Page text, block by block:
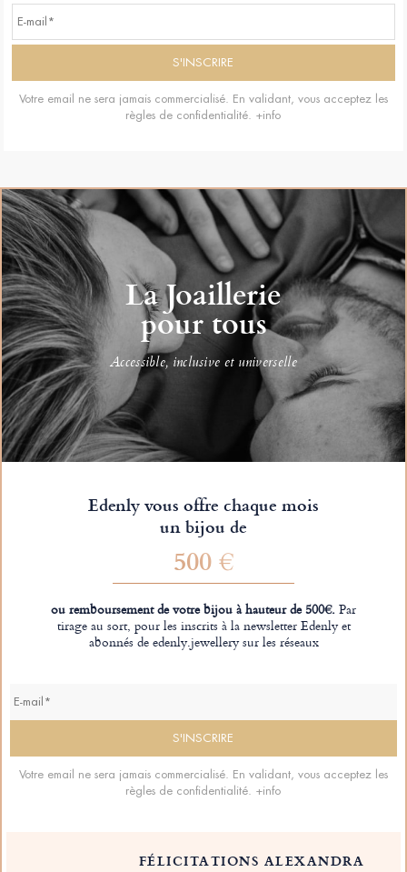
Votre email ne sera jamais commercialisé. En validant, vous acceptez les
règles de confidentialité. +info
La Joaillerie
pour tous
Accessible, inclusive et universelle
Edenly vous offre chaque mois
un bijou de
500 €
ou remboursement de votre bijou à hauteur de 500€.Par
tirage au sort, pour les inscrits à la newsletter Edenly et
abonnés de edenly.jewellery sur les réseaux
Votre email ne sera jamais commercialisé. En validant, vous acceptez les
règles de confidentialité. +info
FÉLICITATIONS ALEXANDRA